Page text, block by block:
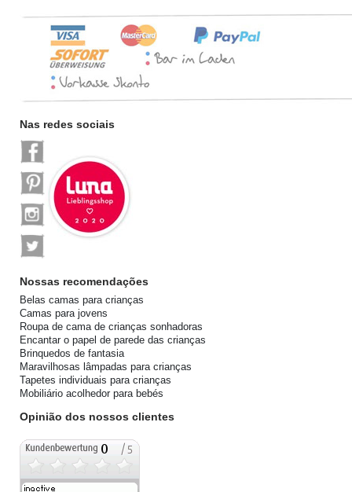
Nas redes sociais
Nossas recomendações
Belas camas para crianças
Camas para jovens
Roupa de cama de crianças sonhadoras
Encantar o papel de parede das crianças
Brinquedos de fantasia
Maravilhosas lâmpadas para crianças
Tapetes individuais para crianças
Mobiliário acolhedor para bebés
Opinião dos nossos clientes